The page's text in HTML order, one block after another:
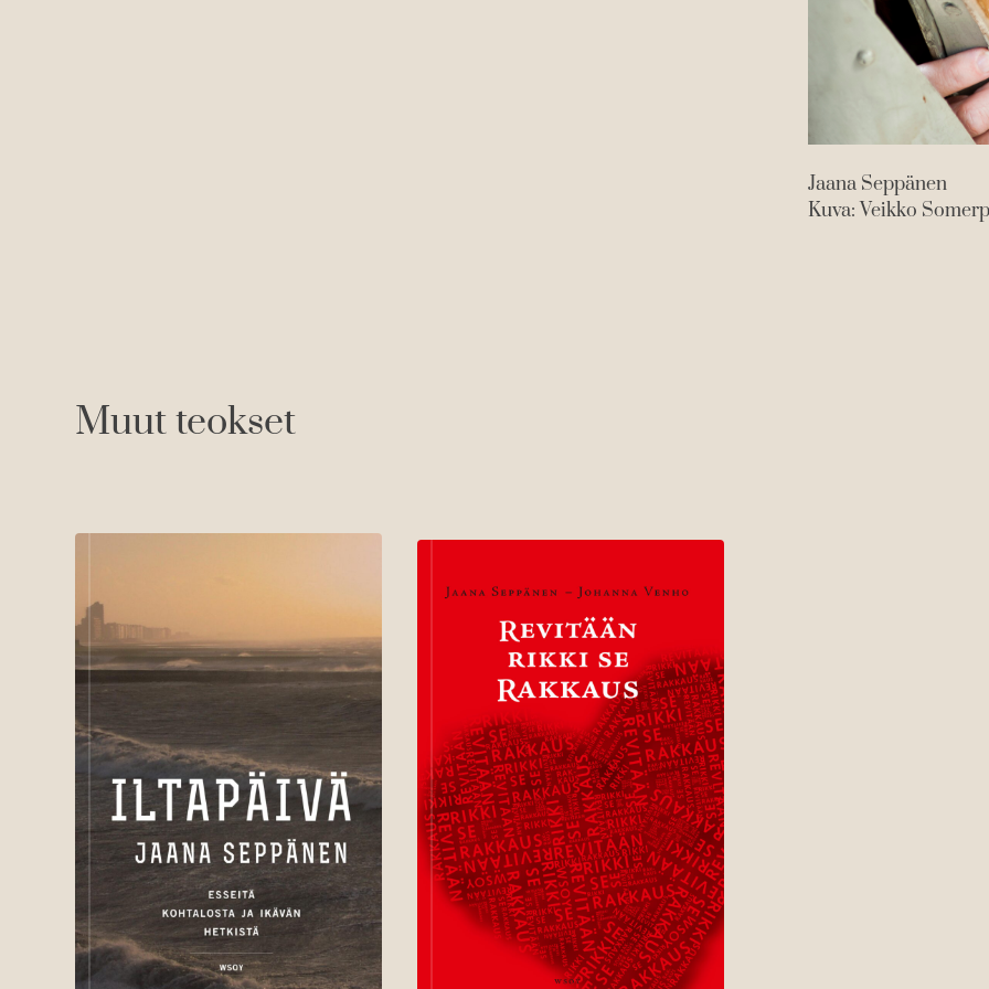
Jaana Seppänen
Kuva: Veikko
Muut teokset